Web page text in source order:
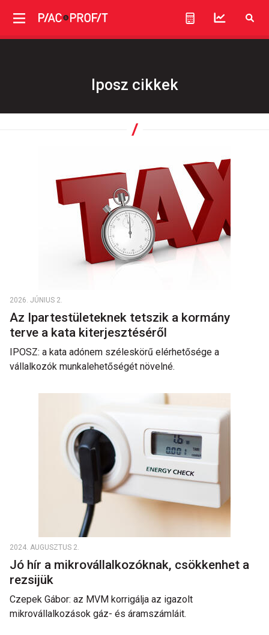
Iposz cikkek
2026. JÚNIUS 2.
Az Ipartestületeknek tetszik a kormány
terve a kata kiterjesztéséről
IPOSZ: a kata adónem széleskörű elérhetősége a
vállalkozók munkalehetőségét növelné.
2024. AUGUSZTUS 2.
Jó hír a mikrovállalkozóknak, csökkenhet a
rezsijük
Czepek Gábor: az MVM korrigálja az igazolt
mikrovállalkozások gáz- és áramszámláit.